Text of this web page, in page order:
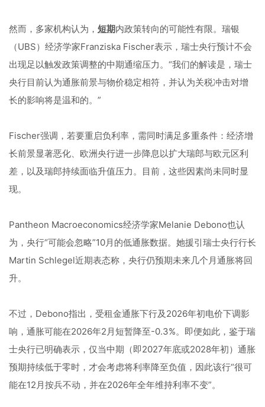
然而，多家机构认为， 短期内政策转向的可能性有限。瑞银
（UBS）经济学家Franziska Fischer表示，瑞士央行预计不会
出现足以触发政策调整的中期通缩压力。“我们的解读是，瑞士
央行目前认为通胀前景与物价稳定相符，并认为关税冲击对增
长的影响将是温和的。”
Fischer强调，若要重启负利率，需同时满足多重条件：经济增
长前景显著恶化、欧洲央行进一步降息以扩大瑞郎与欧元区利
差，以及瑞郎持续面临升值压力。目前，这些因素尚未同时显
现。
Pantheon Macroeconomics经济学家Melanie Debono也认
为，央行“可能会忽略”10月的低通胀数据。她援引瑞士央行行长
Martin Schlegel近期表态称，央行仍预期未来几个月通胀将回
升。
不过，Debono指出，受租金通胀下行及2026年初电价下调影
响，通胀可能在2026年2月短暂降至-0.3%。即便如此，鉴于瑞
士央行已明确表示，仅当中期（即2027年底或2028年初）通胀
预期持续低于零时，才会考虑将利率降至负值，因此该行“很可
能在12月按兵不动，并在2026年全年维持利率不变”。